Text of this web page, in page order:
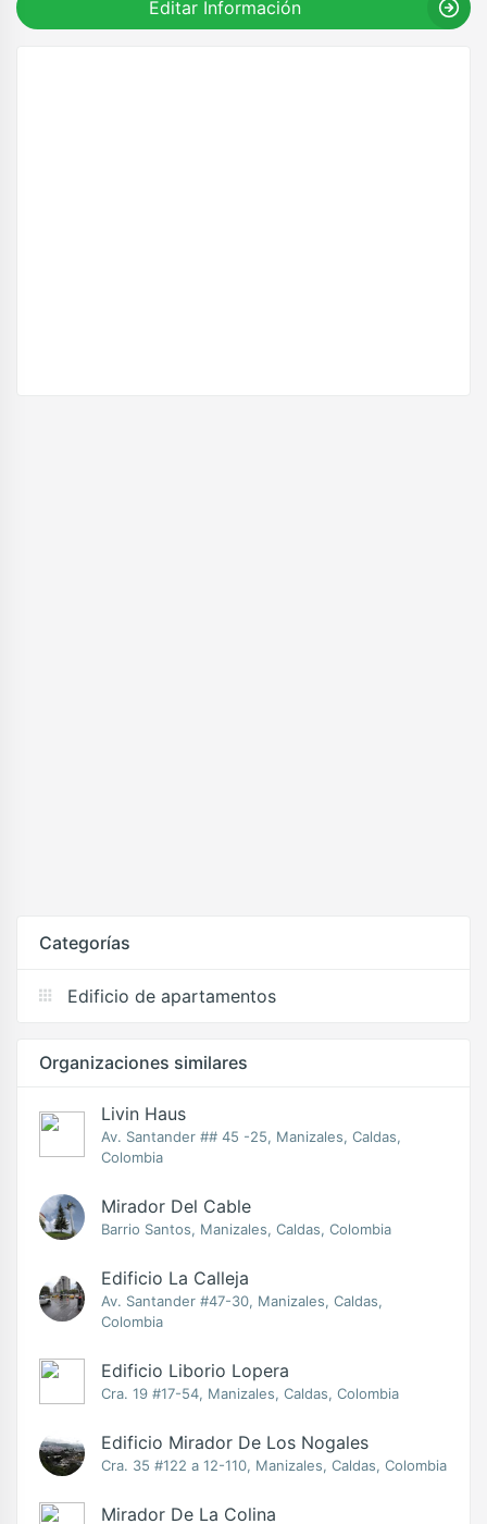
Editar Información
Categorías
Edificio de apartamentos
Organizaciones similares
Livin Haus
Av. Santander ## 45 -25, Manizales, Caldas,
Colombia
Mirador Del Cable
Barrio Santos, Manizales, Caldas, Colombia
Edificio La Calleja
Av. Santander #47-30, Manizales, Caldas,
Colombia
Edificio Liborio Lopera
Cra. 19 #17-54, Manizales, Caldas, Colombia
Edificio Mirador De Los Nogales
Cra. 35 #122 a 12-110, Manizales, Caldas, Colombia
Mirador De La Colina